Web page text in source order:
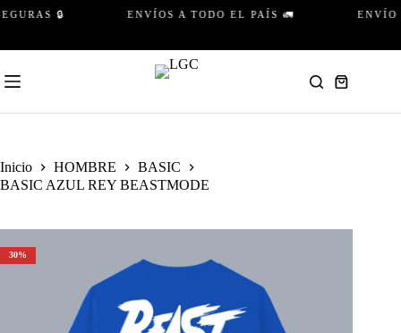
al
🔒 ENVÍOS A TODO EL PAÍS 🚛 ENVÍO
Carro
Inicio HOMBRE
BASIC
BASIC AZUL REY BEASTMODE
30%